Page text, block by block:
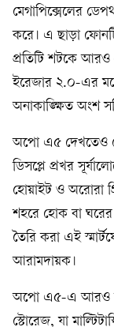
মেগাপিক্সেলের ডেপথ
করে। এ ছাড়া
প্রতিটি শটকে
ইরেজার ২.০-এর
অনাকাঙ্ক্ষিত অংশ
অপো এ৫ দেখতেও
ডিসপ্লে প্রখর
হোয়াইট ও অরোরা
শহরে হোক বা ঘরের
তৈরি করা এই
আরামদায়ক।
অপো এ৫-এ আরও
স্টোরেজ, যা